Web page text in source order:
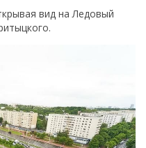
вид на Ледовый